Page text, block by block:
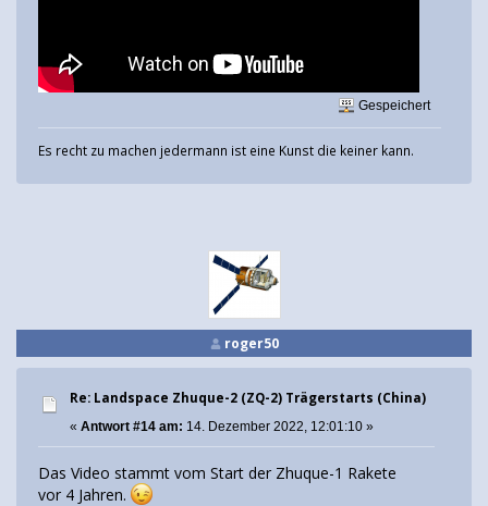
Gespeichert
Es recht zu machen jedermann ist eine Kunst die keiner kann.
roger50
Re: Landspace Zhuque-2 (ZQ-2) Trägerstarts (China)
« Antwort #14 am: 14. Dezember 2022, 12:01:10 »
Das Video stammt vom Start der Zhuque-1 Rakete
vor 4 Jahren.